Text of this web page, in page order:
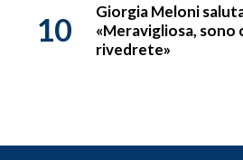
10
Giorgia Meloni
«Meravigliosa, sono
rivedrete»